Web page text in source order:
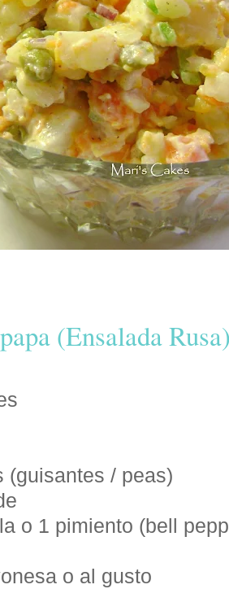
(Ensalada
(guisantes / peas)
o 1 pimiento (bell
o al gusto